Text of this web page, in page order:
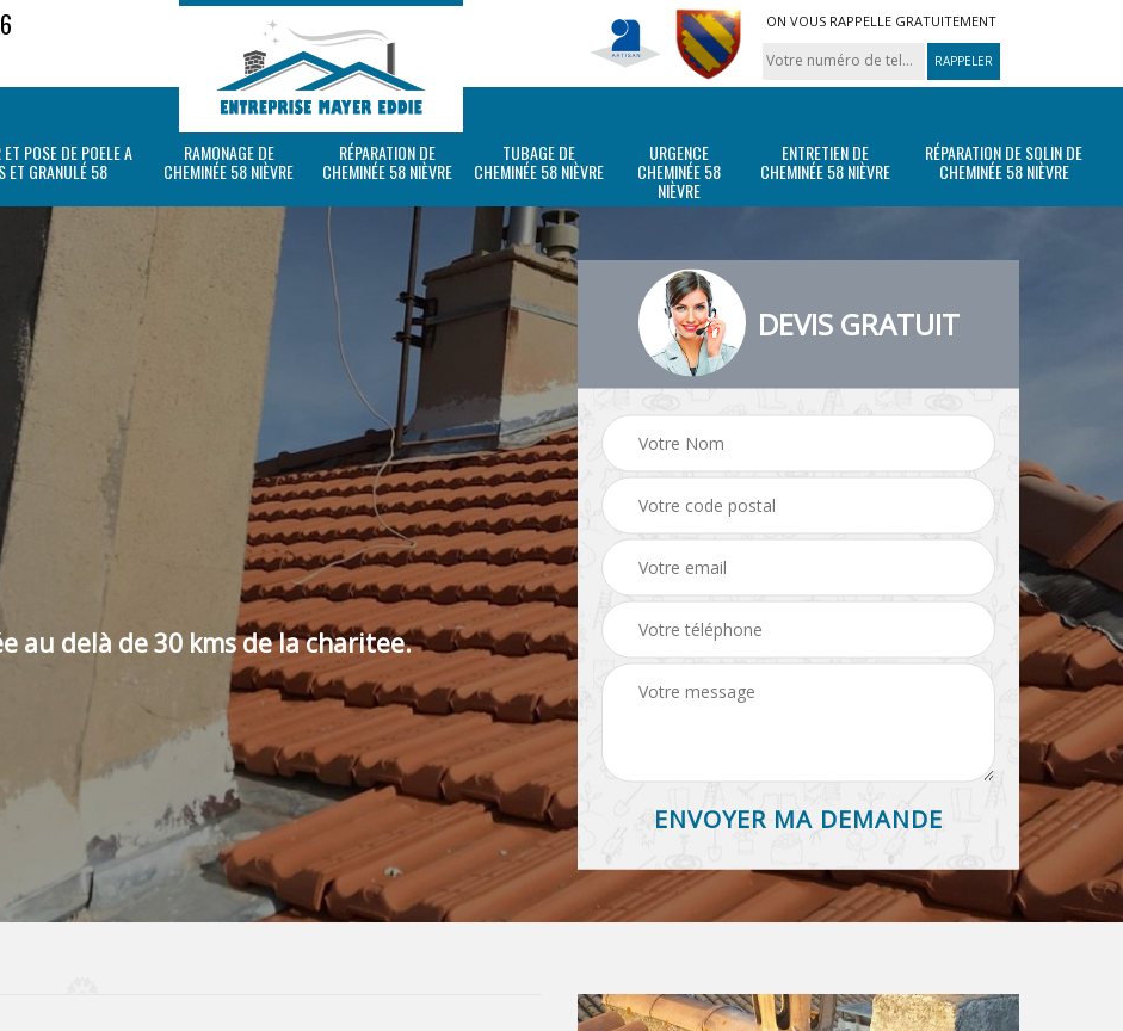
ON VOUS RAPPELLE GRATUITEMENT
ET POSE DE POELE A
ET GRANULÉ 58
RAMONAGE DE
CHEMINÉE 58 NIÈVRE
RÉPARATION DE
CHEMINÉE 58 NIÈVRE
TUBAGE DE
CHEMINÉE 58 NIÈVRE
URGENCE
CHEMINÉE 58
NIÈVRE
ENTRETIEN DE
CHEMINÉE 58 NIÈVRE
RÉPARATION DE SOLIN DE
CHEMINÉE 58 NIÈVRE
au delà de 30 kms de la charitee.
DEVIS GRATUIT